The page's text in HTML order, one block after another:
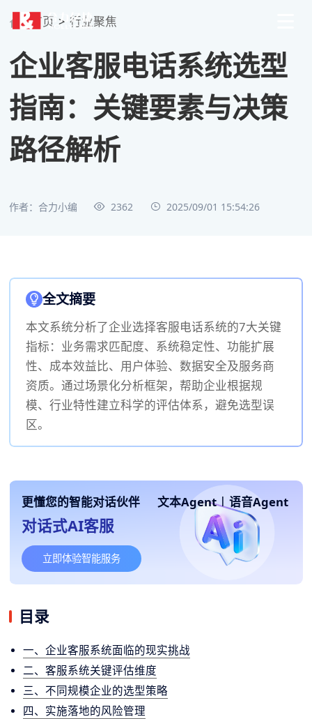
首页 > 行业聚焦
企业客服电话系统选型
指南：关键要素与决策
路径解析
作者：合力小编 2362 2025/09/01 15:54:26
全文摘要
本文系统分析了企业选择客服电话系统的7大关键
指标：业务需求匹配度、系统稳定性、功能扩展
性、成本效益比、用户体验、数据安全及服务商
资质。通过场景化分析框架，帮助企业根据规
模、行业特性建立科学的评估体系，避免选型误
区。
更懂您的智能对话伙伴 文本Agent | 语音Agent
对话式AI客服
立即体验智能服务
目录
一、企业客服系统面临的现实挑战
二、客服系统关键评估维度
三、不同规模企业的选型策略
四、实施落地的风险管理